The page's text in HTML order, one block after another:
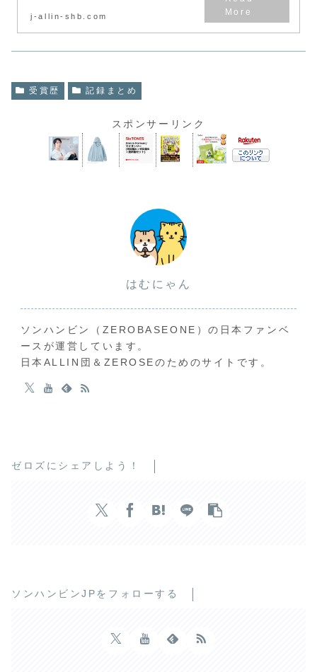
j-allin-shb.com
受賞歴 記録まとめ
スポンサーリンク
はむにゃん
ソンハンビン（ZEROBASEONE）の日本ファンベ
ースが運営しています。
日本ALLIN団＆ZEROSEのためのサイトです。
ゼロズにシェアしよう！
ソンハンビンJPをフォローする